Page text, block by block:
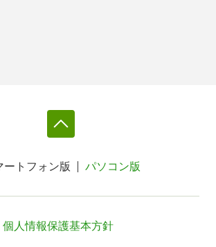
ートフォン版 パソコン版
個人情報保護基本方針